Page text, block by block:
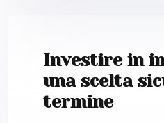
Investire in
una scelta
termine